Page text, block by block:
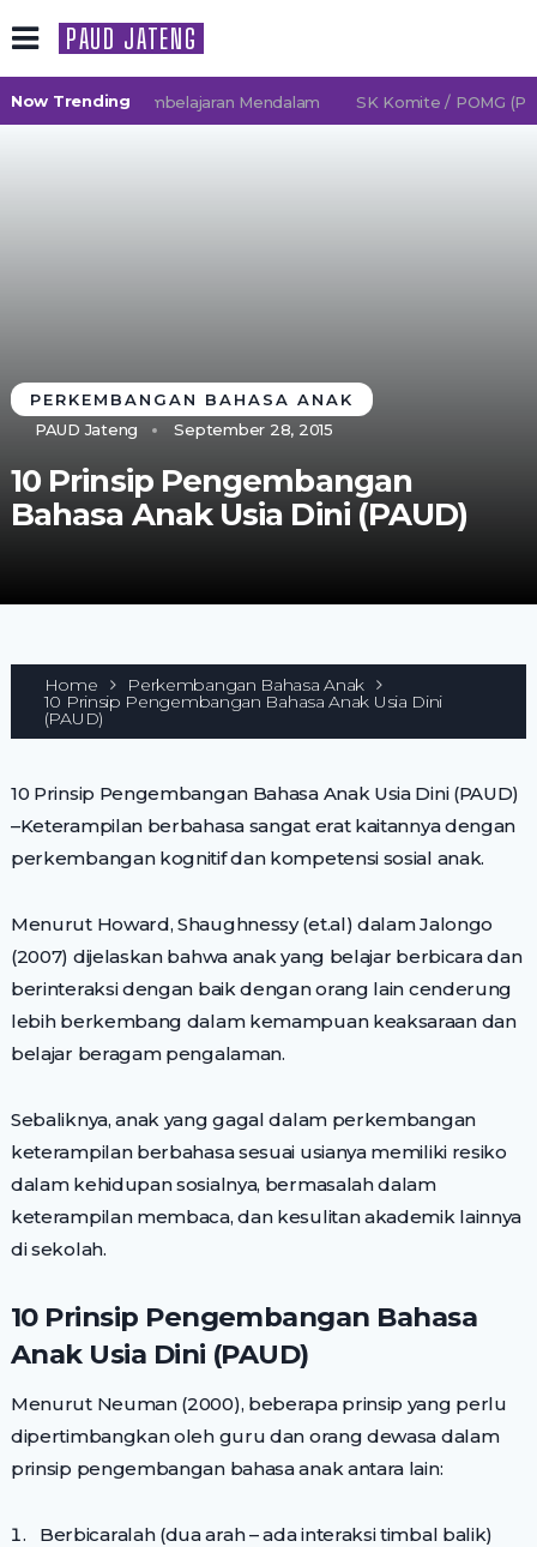
PAUD JATENG
Now Trending
2027 TK Pembelajaran Mendalam SK Komite / POMG
PERKEMBANGAN BAHASA ANAK
PAUD Jateng
September 28, 2015
10 Prinsip Pengembangan
Bahasa Anak Usia Dini (PAUD)
Home Perkembangan Bahasa Anak
10 Prinsip Pengembangan Bahasa Anak Usia Dini
(PAUD)
10 Prinsip Pengembangan Bahasa Anak Usia Dini (PAUD)
–Keterampilan berbahasa sangat erat kaitannya dengan
perkembangan kognitif dan kompetensi sosial anak.
Menurut Howard, Shaughnessy (et.al) dalam Jalongo
(2007) dijelaskan bahwa anak yang belajar berbicara dan
berinteraksi dengan baik dengan orang lain cenderung
lebih berkembang dalam kemampuan keaksaraan dan
belajar beragam pengalaman.
Sebaliknya, anak yang gagal dalam perkembangan
keterampilan berbahasa sesuai usianya memiliki resiko
dalam kehidupan sosialnya, bermasalah dalam
keterampilan membaca, dan kesulitan akademik lainnya
di sekolah.
10 Prinsip Pengembangan Bahasa
Anak Usia Dini (PAUD)
Menurut Neuman (2000), beberapa prinsip yang perlu
dipertimbangkan oleh guru dan orang dewasa dalam
prinsip pengembangan bahasa anak antara lain:
Berbicaralah (dua arah – ada interaksi timbal balik)